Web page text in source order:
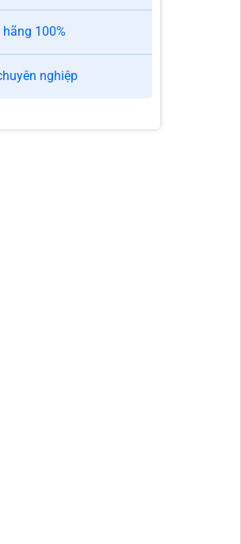
100%
nghiệp